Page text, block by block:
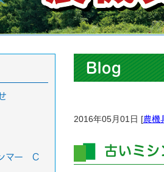
Blog
2016年05月01日 [農機
古いミ
マー C